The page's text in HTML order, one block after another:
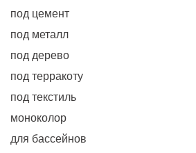
под цемент
под металл
под дерево
под терракоту
под текстиль
моноколор
для бассейнов